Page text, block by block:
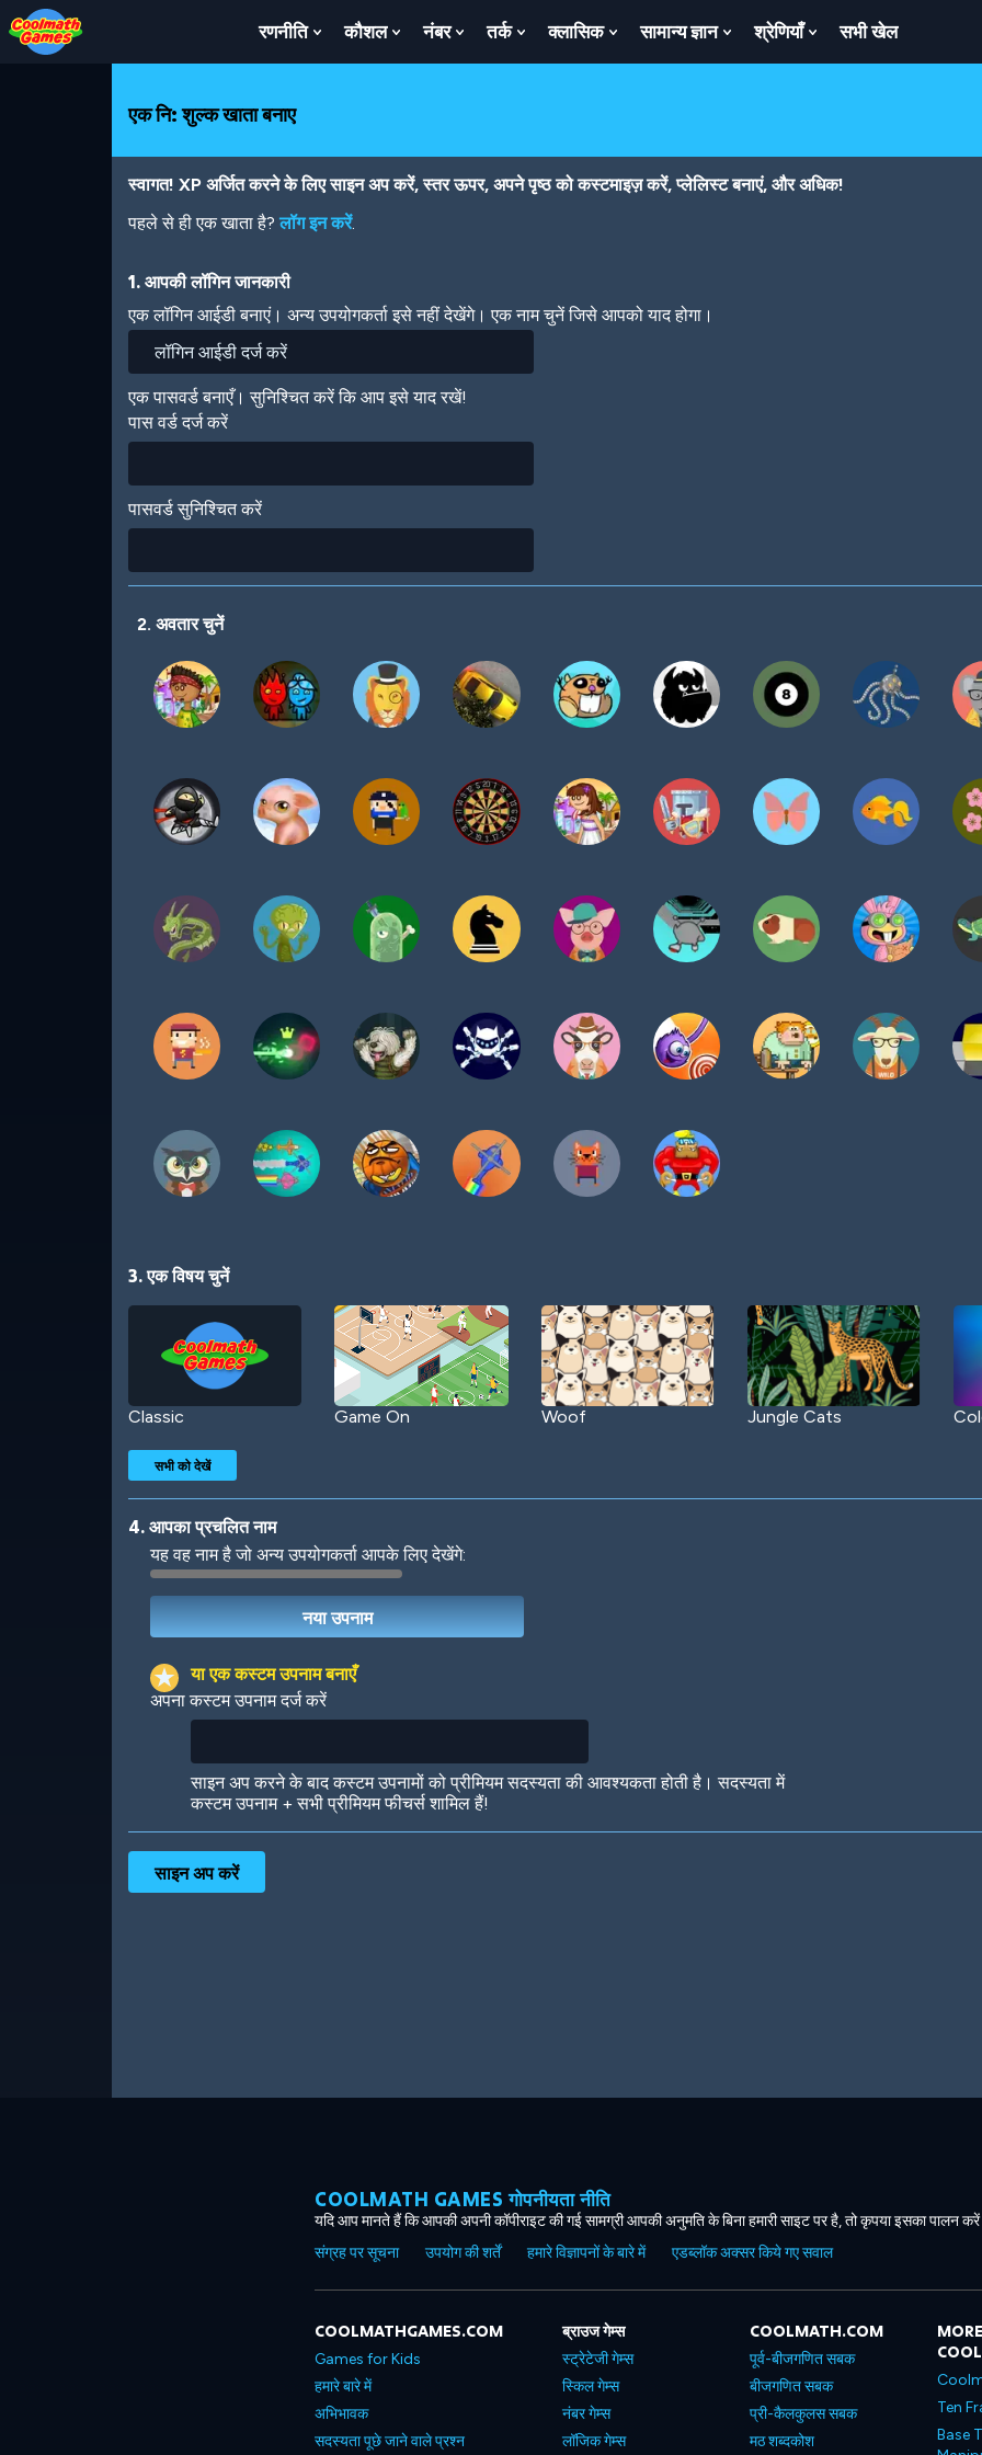
Skip
to
Top
Skip
to
Navigation
Skip
to
Main
Skip
to
Footer
Skip
to
main
रणनीति
Show
Submenu
कौशल
Show
Submenu
नंबर
Show
Submenu
तर्क
Show
Submenu
क्लासिक
Show
Submenu
सामान्य ज्ञान
Show
Submenu
श्रेणियाँ
Show
Submenu
सभी खेल
एक नि: शुल्क खाता बनाए
स्वागत! XP अर्जित करने के लिए साइन अप करें, स्तर ऊपर, अपने पृष्ठ को कस्टमाइज़ करें, प्लेलिस्ट बनाएं, और अधिक!
पहले से ही एक खाता है?लॉग इन करें.
1. आपकी लॉगिन जानकारी
एक लॉगिन आईडी बनाएं। अन्य उपयोगकर्ता इसे नहीं देखेंगे। एक नाम चुनें जिसे आपको याद होगा।
एक पासवर्ड बनाएँ। सुनिश्चित करें कि आप इसे याद रखें!
पास वर्ड दर्ज करें
पासवर्ड सुनिश्चित करें
2. अवतार चुनें
3. एक विषय चुनें
Classic Game On Woof Jungle Cats
Robotic International
सभी को देखें
4. आपका प्रचलित नाम
यह वह नाम है जो अन्य उपयोगकर्ता आपके लिए देखेंगे:
या एक कस्टम उपनाम बनाएँ
अपना कस्टम उपनाम दर्ज करें
साइन अप करने के बाद कस्टम उपनामों को प्रीमियम सदस्यता की आवश्यकता होती है। सदस्यता में
कस्टम उपनाम + सभी प्रीमियम फीचर्स शामिल हैं!
COOLMATH GAMES गोपनीयता नीति
यदि आप मानते हैं कि आपकी अपनी कॉपीराइट की गई सामग्री आपकी अनुमति के बिना हमारी साइट पर है, तो कृपया इसका पालन करें
संग्रह पर सूचना
उपयोग की शर्तें हमारे विज्ञापनों के बारे में एडब्लॉक अक्सर किये गए सवाल
COOLMATHGAMES.COM
Games for Kids
हमारे बारे में
अभिभावक
सदस्यता पूछे जाने वाले प्रश्न
ब्राउज गेम्स
स्ट्रेटेजी गेम्स
स्किल गेम्स
नंबर गेम्स
लॉजिक गेम्स
COOLMATH.COM
पूर्व-बीजगणित सबक
बीजगणित सबक
प्री-कैलकुलस सबक
मठ शब्दकोश
Ten
Base